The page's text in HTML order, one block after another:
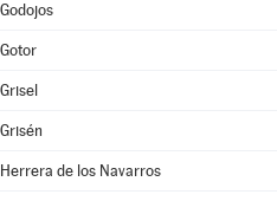
Godojos
Gotor
Grisel
Grisén
Herrera de los Navarros